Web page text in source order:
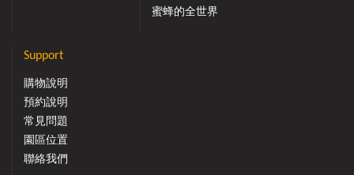
蜜蜂的全世界
Support
購物說明
預約說明
常見問題
園區位置
聯絡我們